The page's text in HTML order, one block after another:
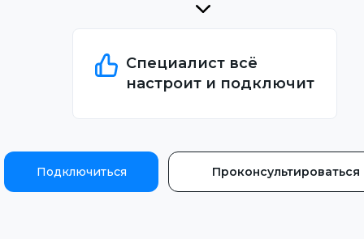
Специалист всё
настроит и подключит
Подключиться Проконсультироваться